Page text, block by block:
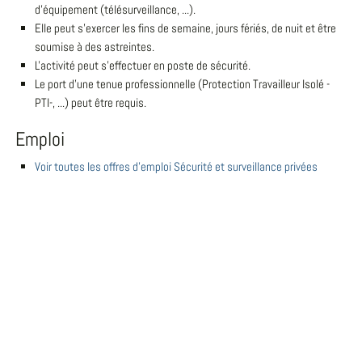
d'équipement (télésurveillance, ...).
Elle peut s'exercer les fins de semaine, jours fériés, de nuit et être
soumise à des astreintes.
L'activité peut s'effectuer en poste de sécurité.
Le port d'une tenue professionnelle (Protection Travailleur Isolé -
PTI-, ...) peut être requis.
Emploi
Voir toutes les offres d'emploi Sécurité et surveillance privées